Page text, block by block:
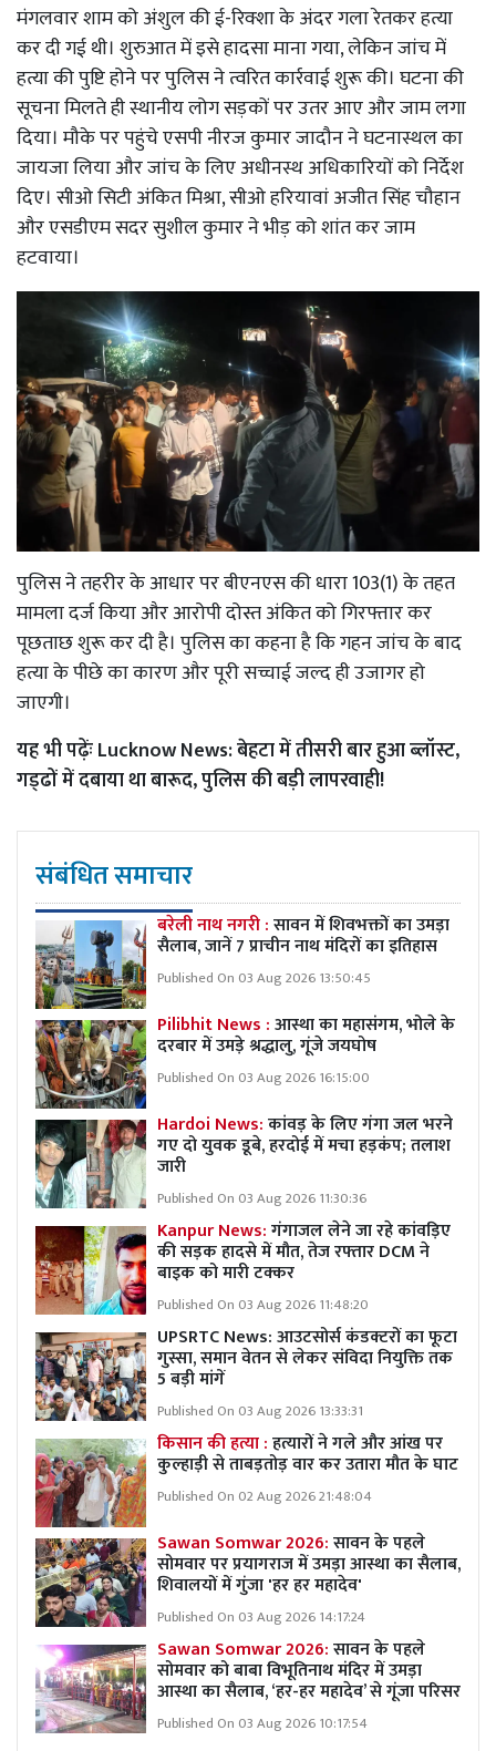
मंगलवार शाम को अंशुल की ई-रिक्शा के अंदर गला रेतकर हत्या
कर दी गई थी। शुरुआत में इसे हादसा माना गया, लेकिन जांच में
हत्या की पुष्टि होने पर पुलिस ने त्वरित कार्रवाई शुरू की। घटना की
सूचना मिलते ही स्थानीय लोग सड़कों पर उतर आए और जाम लगा
दिया। मौके पर पहुंचे एसपी नीरज कुमार जादौन ने घटनास्थल का
जायजा लिया और जांच के लिए अधीनस्थ अधिकारियों को निर्देश
दिए। सीओ सिटी अंकित मिश्रा, सीओ हरियावां अजीत सिंह चौहान
और एसडीएम सदर सुशील कुमार ने भीड़ को शांत कर जाम
हटवाया।
पुलिस ने तहरीर के आधार पर बीएनएस की धारा 103(1) के तहत
मामला दर्ज किया और आरोपी दोस्त अंकित को गिरफ्तार कर
पूछताछ शुरू कर दी है। पुलिस का कहना है कि गहन जांच के बाद
हत्या के पीछे का कारण और पूरी सच्चाई जल्द ही उजागर हो
जाएगी।
यह भी पढ़ेंःLucknow News: बेहटा में तीसरी बार हुआ ब्लॉस्ट,
गड्‌ढों में दबाया था बारूद, पुलिस की बड़ी लापरवाही!
संबंधित समाचार
बरेली नाथ नगरी :सावन में शिवभक्तों का उमड़ा
सैलाब, जानें 7 प्राचीन नाथ मंदिरों का इतिहास
Published On 03 Aug 2026 13:50:45
Pilibhit News :आस्था का महासंगम, भोले के
दरबार में उमड़े श्रद्धालु, गूंजे जयघोष
Published On 03 Aug 2026 16:15:00
Hardoi News:कांवड़ के लिए गंगा जल भरने
गए दो युवक डूबे, हरदोई में मचा हड़कंप; तलाश
जारी
Published On 03 Aug 2026 11:30:36
Kanpur News:गंगाजल लेने जा रहे कांवड़िए
की सड़क हादसे में मौत, तेज रफ्तार DCM ने
बाइक को मारी टक्कर
Published On 03 Aug 2026 11:48:20
UPSRTC News: आउटसोर्स कंडक्टरों का फूटा
गुस्सा, समान वेतन से लेकर संविदा नियुक्ति तक
5 बड़ी मांगें
Published On 03 Aug 2026 13:33:31
किसान की हत्या :हत्यारों ने गले और आंख पर
कुल्हाड़ी से ताबड़तोड़ वार कर उतारा मौत के घाट
Published On 02 Aug 2026 21:48:04
Sawan Somwar 2026:सावन के पहले
सोमवार पर प्रयागराज में उमड़ा आस्था का सैलाब,
शिवालयों में गुंजा 'हर हर महादेव'
Published On 03 Aug 2026 14:17:24
Sawan Somwar 2026:सावन के पहले
सोमवार को बाबा विभूतिनाथ मंदिर में उमड़ा
आस्था का सैलाब, ‘हर-हर महादेव’ से गूंजा परिसर
Published On 03 Aug 2026 10:17:54